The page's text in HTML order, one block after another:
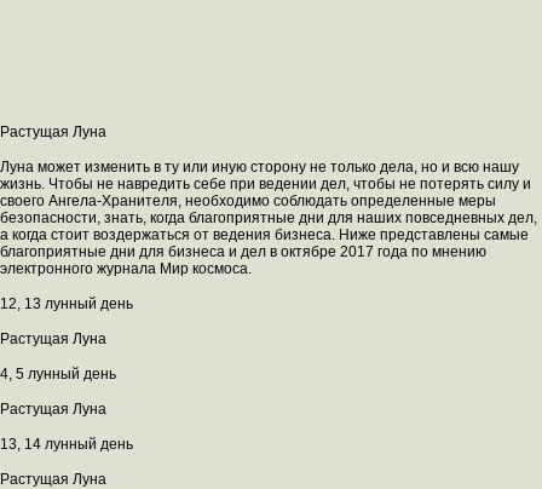
Растущая Луна
Луна может изменить в ту или иную сторону не только дела, но и всю нашу
жизнь. Чтобы не навредить себе при ведении дел, чтобы не потерять силу и
своего Ангела-Хранителя, необходимо соблюдать определенные меры
безопасности, знать, когда благоприятные дни для наших повседневных дел,
а когда стоит воздержаться от ведения бизнеса. Ниже представлены самые
благоприятные дни для бизнеса и дел в октябре 2017 года по мнению
электронного журнала Мир космоса.
12, 13 лунный день
Растущая Луна
4, 5 лунный день
Растущая Луна
13, 14 лунный день
Растущая Луна